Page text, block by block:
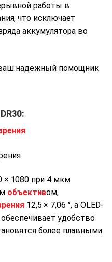
работы в
что исключает
аккумулятора во
ваш надежный помощник
× 1080 при 4 мкм
объективом,
12,5 × 7,06 °, а OLED-
удобство
более плавными